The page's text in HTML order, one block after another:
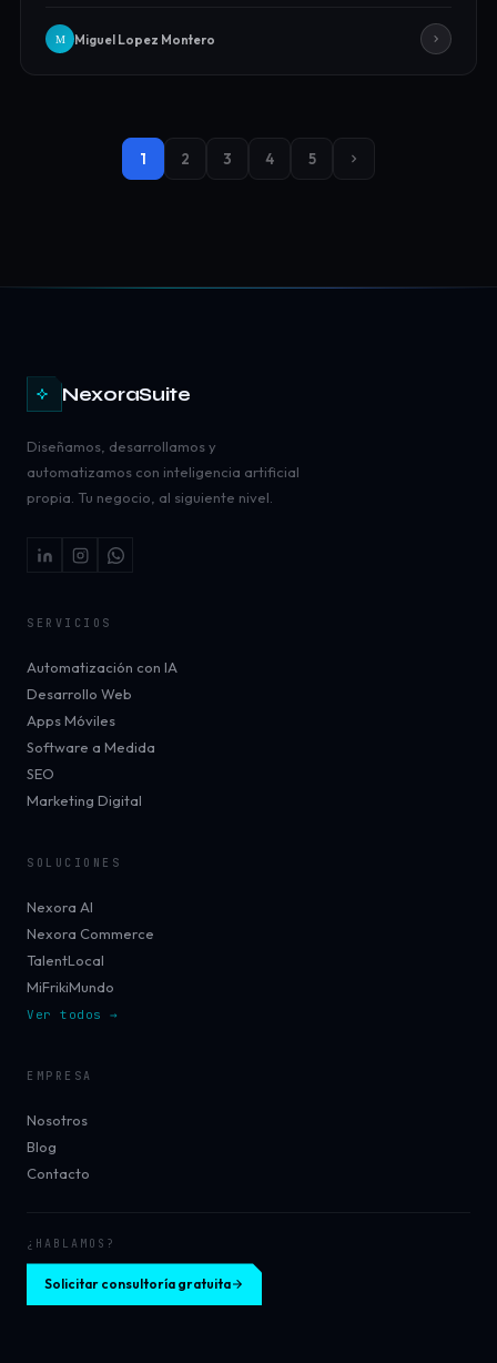
M Miguel Lopez Montero
1 2 3 4 5
NexoraSuite
Diseñamos, desarrollamos y
automatizamos con inteligencia artificial
propia. Tu negocio, al siguiente nivel.
SERVICIOS
Automatización con IA
Desarrollo Web
Apps Móviles
Software a Medida
SEO
Marketing Digital
SOLUCIONES
Nexora AI
Nexora Commerce
TalentLocal
MiFrikiMundo
Ver todos →
EMPRESA
Nosotros
Blog
Contacto
¿HABLAMOS?
Solicitar consultoría gratuita